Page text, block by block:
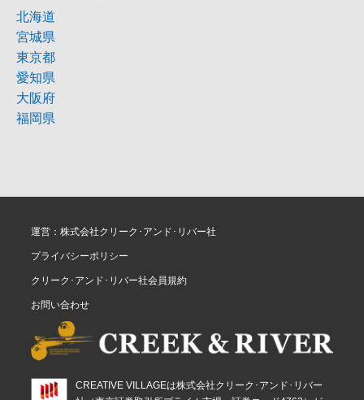
北海道
宮城県
東京都
愛知県
大阪府
福岡県
運営：株式会社クリーク･アンド･リバー社
プライバシーポリシー
クリーク･アンド･リバー社会員規約
お問い合わせ
CREATIVE VILLAGEは株式会社クリーク･アンド･リバー